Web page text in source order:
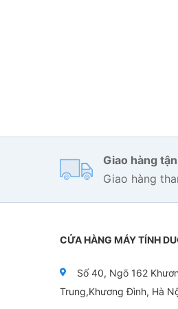
Giao
Giao hàng
CỬA HÀNG MÁY TÍNH
Số 40, Ngõ 162
Trung,Khương Đình, Hà